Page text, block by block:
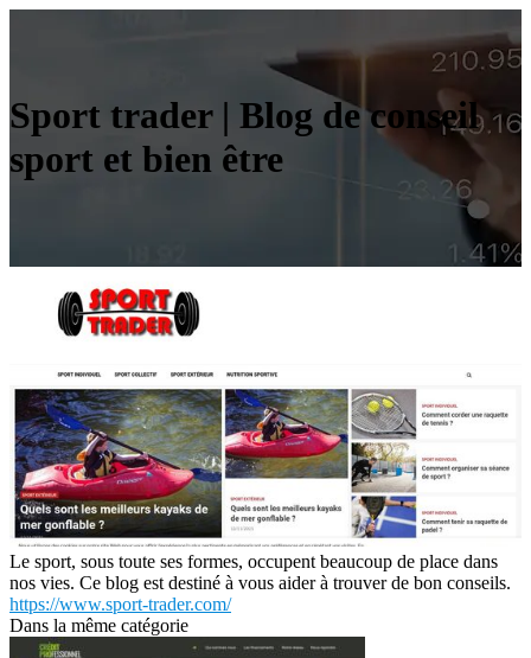
Sport trader | Blog de conseil
sport et bien être
Le sport, sous toute ses formes, occupent beaucoup de place dans
nos vies. Ce blog est destiné à vous aider à trouver de bon conseils.
https://www.sport-trader.com/
Dans la même catégorie